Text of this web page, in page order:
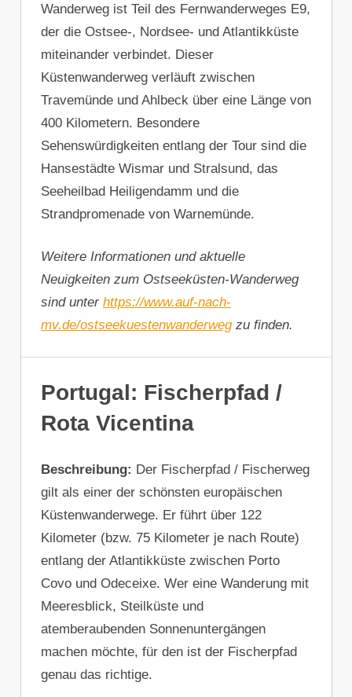
Wanderweg ist Teil des Fernwanderweges E9,
der die Ostsee-, Nordsee- und Atlantikküste
miteinander verbindet. Dieser
Küstenwanderweg verläuft zwischen
Travemünde und Ahlbeck über eine Länge von
400 Kilometern. Besondere
Sehenswürdigkeiten entlang der Tour sind die
Hansestädte Wismar und Stralsund, das
Seeheilbad Heiligendamm und die
Strandpromenade von Warnemünde.
Weitere Informationen und aktuelle
Neuigkeiten zum Ostseeküsten-Wanderweg
sind unter https://www.auf-nach-
mv.de/ostseekuestenwanderwegzu finden.
Portugal: Fischerpfad /
Rota Vicentina
Beschreibung: Der Fischerpfad / Fischerweg
gilt als einer der schönsten europäischen
Küstenwanderwege. Er führt über 122
Kilometer (bzw. 75 Kilometer je nach Route)
entlang der Atlantikküste zwischen Porto
Covo und Odeceixe. Wer eine Wanderung mit
Meeresblick, Steilküste und
atemberaubenden Sonnenuntergängen
machen möchte, für den ist der Fischerpfad
genau das richtige.